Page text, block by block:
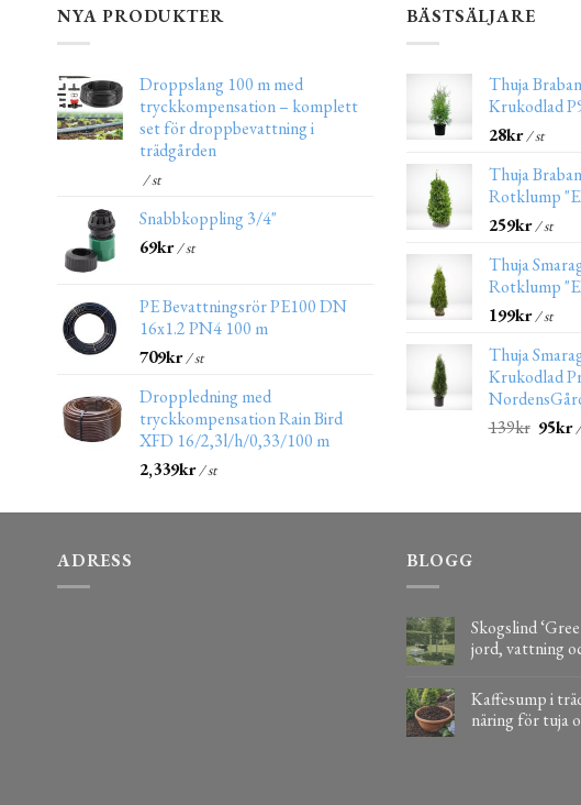
NYA PRODUKTER
Droppslang 100 m med
tryckkompensation – komplett
set för droppbevattning i
trädgården
/ st
Snabbkoppling 3/4"
69kr/ st
PE Bevattningsrör PE100 DN
16x1.2 PN4 100 m
709kr/ st
Droppledning med
tryckkompensation Rain Bird
XFD 16/2,3l/h/0,33/100 m
2,339kr/ st
BÄSTSÄLJARE
Thuja
Krukodlad
28kr/ st
Thuja
Rotklump
259kr/ st
Thuja
Rotklump
199kr/ st
Thuja
Krukodlad
139kr 95kr/
ADRESS BLOGG
Skogslind
jord, vattning
Kaffesump i
näring för tuja